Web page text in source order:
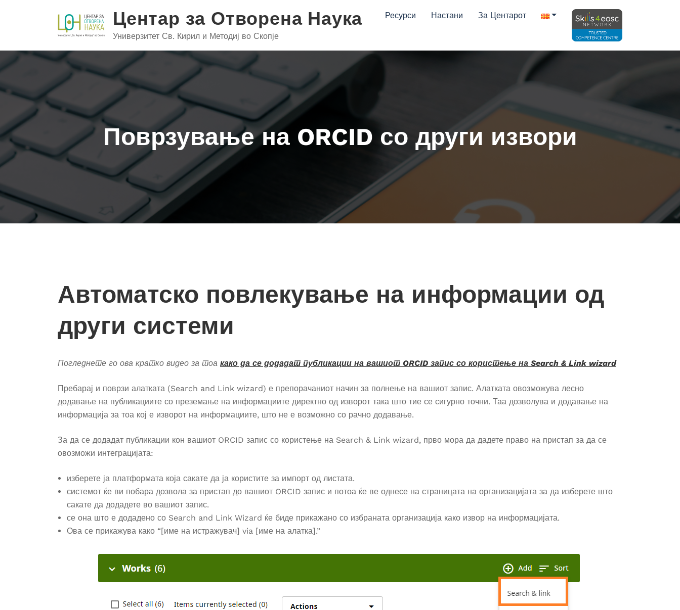
Центар за Отворена Наука
Универзитет Св. Кирил и Методиј во Скопје
Ресурси Настани За Центарот
Поврзување на ORCID со други извори
Автоматско повлекување на информации од
други системи
Погледнете го ова кратко видео за тоа како да се додадат публикации на вашиот ORCID запис со користење на Search & Link wizard
Пребарај и поврзи алатката (Search and Link wizard) е препорачаниот начин за полнење на вашиот запис. Алатката овозможува лесно
додавање на публикациите со преземање на информациите директно од изворот така што тие се сигурно точни. Таа дозволува и додавање на
информација за тоа кој е изворот на информациите, што не е возможно со рачно додавање.
За да се додадат публикации кон вашиот ORCID запис со користење на Search & Link wizard, прво мора да дадете право на пристап за да се
овозможи интеграцијата:
изберете ја платформата која сакате да ја користите за импорт од листата.
системот ќе ви побара дозвола за пристап до вашиот ORCID запис и потоа ќе ве однесе на страницата на организацијата за да изберете што
сакате да додадете во вашиот запис.
се она што е додадено со Search and Link Wizard ќе биде прикажано со избраната организација како извор на информацијата.
Ова се прикажува како “[име на истражувач] via [име на алатка].”